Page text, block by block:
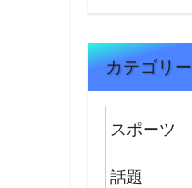
カテゴリー
スポーツ
話題